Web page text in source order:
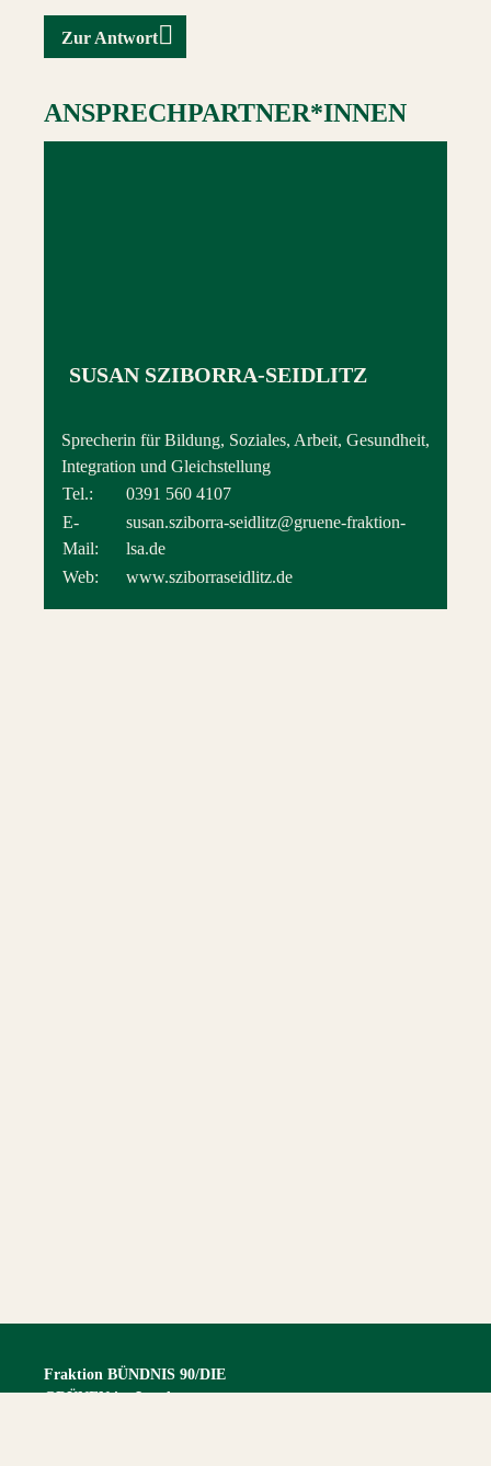
Zur Antwort
ANSPRECHPARTNER*INNEN
SUSAN SZIBORRA-SEIDLITZ
Sprecherin für Bildung, Soziales, Arbeit, Gesundheit,
Integration und Gleichstellung
Tel.:
0391 560 4107
E-
Mail:
susan.sziborra-seidlitz@gruene-fraktion-
lsa.de
Web:
www.sziborraseidlitz.de
Fraktion BÜNDNIS 90/DIE
GRÜNEN im Landtag